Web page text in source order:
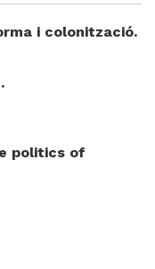
i colonització.
politics of